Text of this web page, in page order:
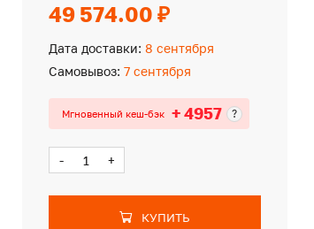
49 574.00 ₽
Дата доставки: 8 сентября
Самовывоз: 7 сентября
Мгновенный кеш-бэк + 4957 ?
- +
КУПИТЬ